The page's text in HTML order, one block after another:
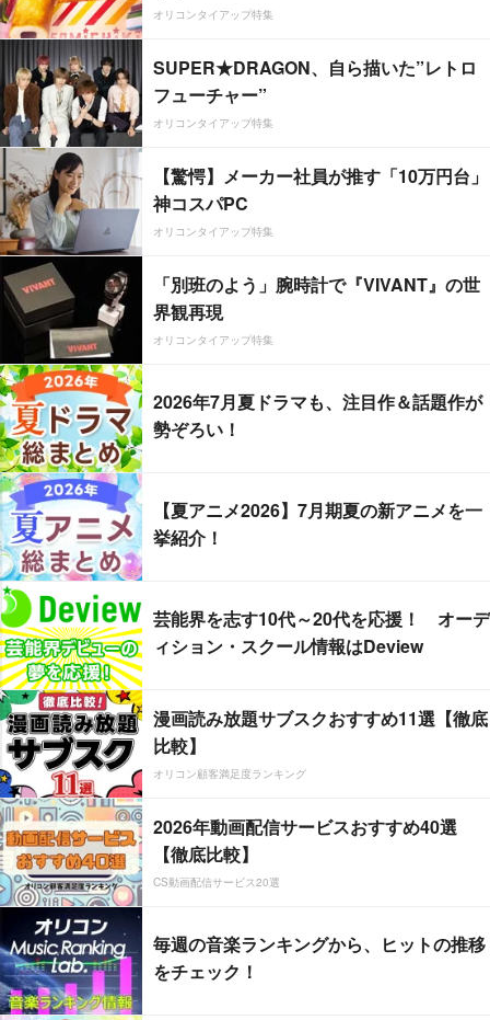
オリコンタイアップ特集
SUPER★DRAGON、自ら描いた”レトロ
フューチャー”
オリコンタイアップ特集
【驚愕】メーカー社員が推す「10万円台」
神コスパPC
オリコンタイアップ特集
「別班のよう」腕時計で『VIVANT』の世
界観再現
オリコンタイアップ特集
2026年7月夏ドラマも、注目作＆話題作が
勢ぞろい！
【夏アニメ2026】7月期夏の新アニメを一
挙紹介！
芸能界を志す10代～20代を応援！ オーデ
ィション・スクール情報はDeview
漫画読み放題サブスクおすすめ11選【徹底
比較】
オリコン顧客満足度ランキング
2026年動画配信サービスおすすめ40選
【徹底比較】
CS動画配信サービス20選
毎週の音楽ランキングから、ヒットの推移
をチェック！